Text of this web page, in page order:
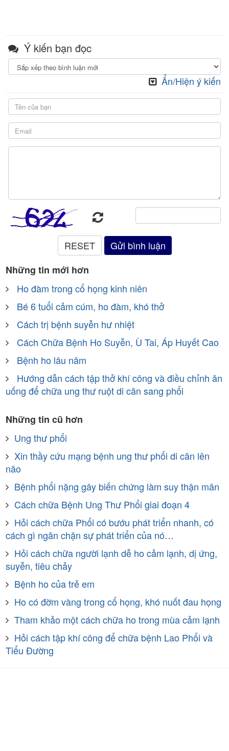
Ý kiến bạn đọc
Ẩn/Hiện ý kiến
Những tin mới hơn
Ho đàm trong cổ họng kinh niên
Bé 6 tuổi cảm cúm, ho đàm, khó thở
Cách trị bệnh suyễn hư nhiệt
Cách Chữa Bệnh Ho Suyễn, Ù Tai, Áp Huyết Cao
Bệnh ho lâu năm
Hướng dẫn cách tập thở khí công và điều chỉnh ăn
uống để chữa ung thư ruột di căn sang phổi
Những tin cũ hơn
Ung thư phổi
Xin thầy cứu mạng bệnh ung thư phổi di căn lên
não
Bệnh phổi nặng gây biến chứng làm suy thận mãn
Cách chữa Bệnh Ung Thư Phổi giai đoạn 4
Hỏi cách chữa Phổi có bướu phát triển nhanh, có
cách gì ngăn chặn sự phát triển của nó…
Hỏi cách chữa người lạnh dễ ho cảm lạnh, dị ứng,
suyễn, tiêu chảy
Bệnh ho của trẻ em
Ho có đờm vàng trong cổ họng, khó nuốt đau họng
Tham khảo một cách chữa ho trong mùa cảm lạnh
Hỏi cách tập khí công để chữa bệnh Lao Phổi và
Tiểu Đường